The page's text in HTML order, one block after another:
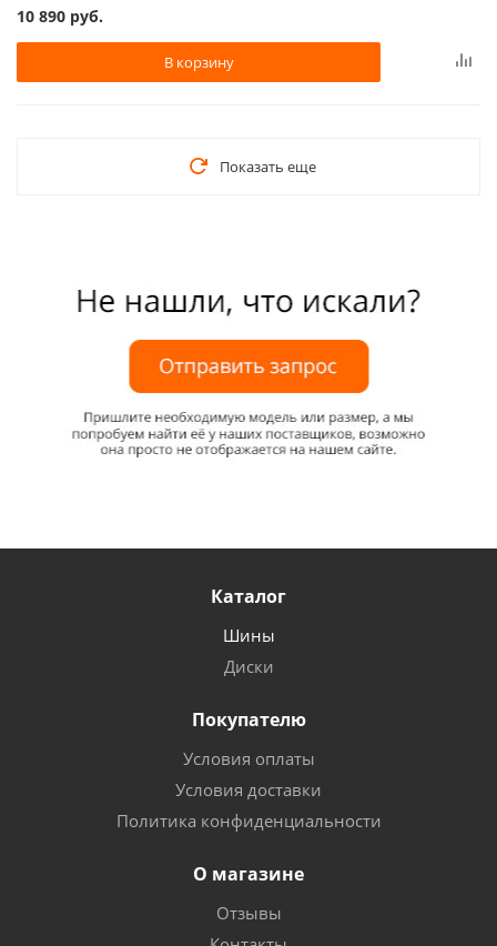
10 890 руб.
В корзину
Показать еще
Каталог
Шины
Диски
Покупателю
Условия оплаты
Условия доставки
Политика конфиденциальности
О магазине
Отзывы